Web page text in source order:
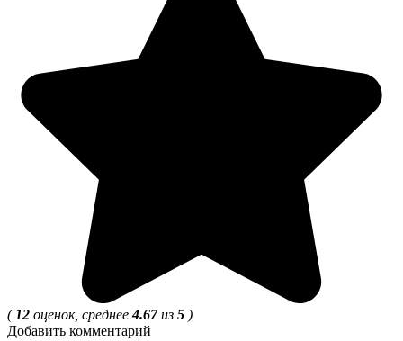
( 12 оценок, среднее4.67из 5 )
Добавить комментарий